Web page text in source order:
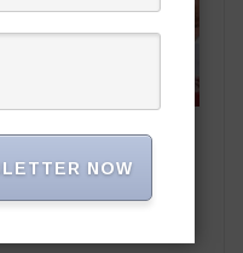
తెలుసుకుని
NOW